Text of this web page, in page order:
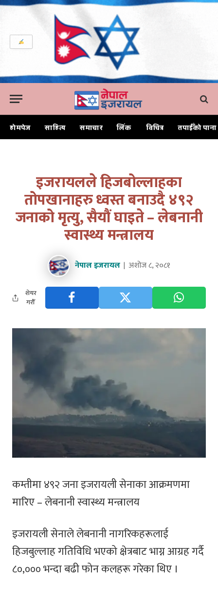
होमपेज साहित्य समाचार लिंक विचित्र तपाईँको पाना
इजरायलले हिजबोल्लाहका
तोपखानाहरु ध्वस्त बनाउदै ४९२
जनाको मृत्यु, सैयौं घाइते – लेबनानी
स्वास्थ्य मन्त्रालय
नेपाल इजरायल अशोज ८, २०८१
शेयर
गरौँ
कम्तीमा ४९२ जना इजरायली सेनाका आक्रमणमा
मारिए – लेबनानी स्वास्थ्य मन्त्रालय
इजरायली सेनाले लेबनानी नागरिकहरूलाई
हिजबुल्लाह गतिविधि भएको क्षेत्रबाट भाग्न आग्रह गर्दै
८०,००० भन्दा बढी फोन कलहरू गरेका थिए ।